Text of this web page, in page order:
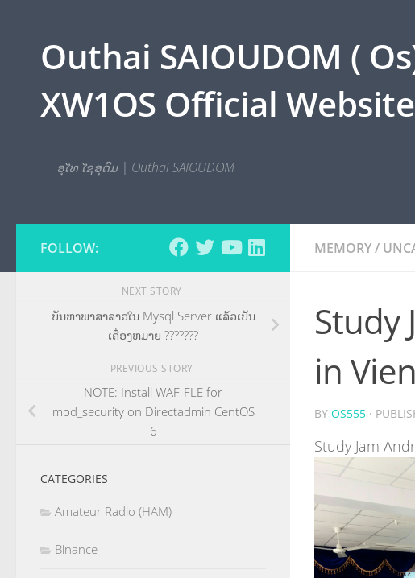
Outhai SAIOUDOM (
XW1OS Official
ອຸໄທ ໄຊອຸດົມ | Outhai SAIOUDOM
MEMORY/
Study
in
BY OS555 ·
Study Jam
FOLLOW:
NEXT STORY
ບັນຫາພາສາລາວໃນ Mysql Server ແລ້ວເປັນ
ເຄື່ອງຫມາຍ ???????
PREVIOUS STORY
NOTE: Install WAF-FLE for
mod_security on Directadmin CentOS
6
CATEGORIES
Amateur Radio (HAM)
Binance